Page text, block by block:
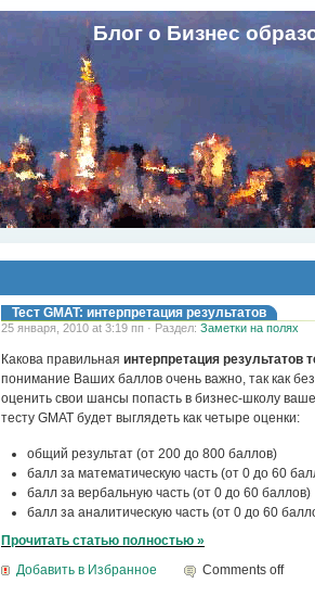
Блог о Бизнес
Тест GMAT: интерпретация результатов
25 января, 2010 at 3:19 пп · Раздел: Заметки на полях
Какова правильная интерпретация результатов
понимание Ваших баллов очень важно, так как
оценить свои шансы попасть в бизнес-школу
тесту GMAT будет выглядеть как четыре оценки:
общий результат (от 200 до 800 баллов)
балл за математическую часть (от 0 до 60
балл за вербальную часть (от 0 до 60 баллов)
балл за аналитическую часть (от 0 до 60
Прочитать статью полностью »
Добавить в Избранное
Comments off